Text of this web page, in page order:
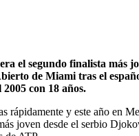
el segundo finalista más
de Miami tras el
con 18 años.
rápidamente y este año en
joven desde el serbio